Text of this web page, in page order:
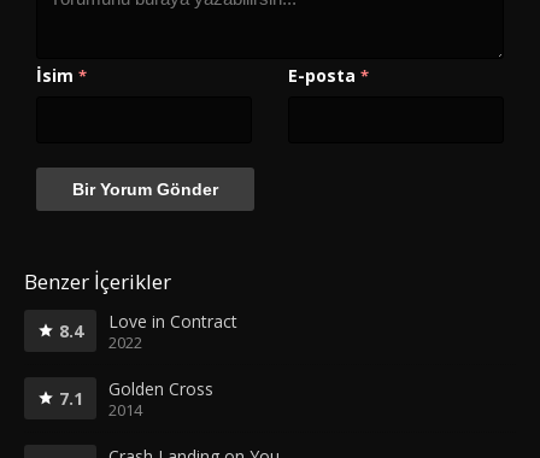
İsim * E-posta *
Benzer İçerikler
8.4 Love in Contract
2022
7.1 Golden Cross
2014